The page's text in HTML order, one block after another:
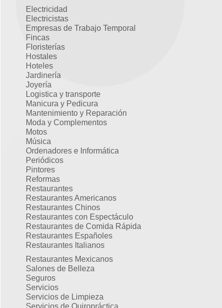
Electricidad
Electricistas
Empresas de Trabajo Temporal
Fincas
Floristerías
Hostales
Hoteles
Jardinería
Joyería
Logistica y transporte
Manicura y Pedicura
Mantenimiento y Reparación
Moda y Complementos
Motos
Música
Ordenadores e Informática
Periódicos
Pintores
Reformas
Restaurantes
Restaurantes Americanos
Restaurantes Chinos
Restaurantes con Espectáculo
Restaurantes de Comida Rápida
Restaurantes Españoles
Restaurantes Italianos
Restaurantes Mexicanos
Salones de Belleza
Seguros
Servicios
Servicios de Limpieza
Servicios de Quiropráctica